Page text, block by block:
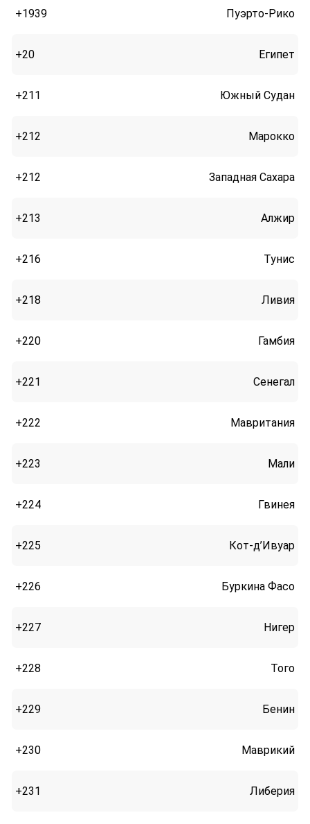
+1939 Пуэрто-Рико
+20 Египет
+211 Южный Судан
+212 Марокко
+212 Западная Сахара
+213 Алжир
+216 Тунис
+218 Ливия
+220 Гамбия
+221 Сенегал
+222 Мавритания
+223 Мали
+224 Гвинея
+225 Кот-д’Ивуар
+226 Буркина Фасо
+227 Нигер
+228 Того
+229 Бенин
+230 Маврикий
+231 Либерия